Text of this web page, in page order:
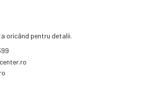
oricând pentru detalii.